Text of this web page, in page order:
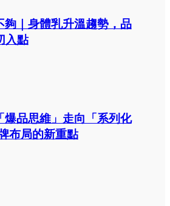
夠｜身體乳升溫趨勢，品
入點
爆品思維」走向「系列化
布局的新重點